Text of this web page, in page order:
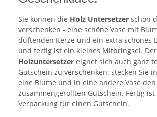
Sie können die Holz Untersetzer schön
verschenken - eine schöne Vase mit
duftenden Kerze und ein extra schönes
und fertig ist ein kleines Mitbringsel.
Holzuntersetzer eignet sich auch ganz
Gutschein zu verschenken: stecken Sie
eine Blume und in eine andere Vase den
zusammengerollten Gutschein. Fertig
Verpackung für einen Gutschein.